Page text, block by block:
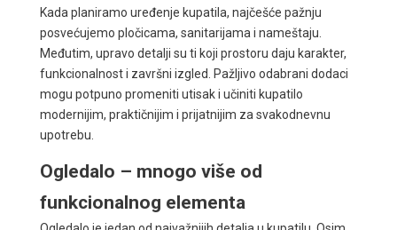
Kada planiramo uređenje kupatila, najčešće pažnju
posvećujemo pločicama, sanitarijama i nameštaju.
Međutim, upravo detalji su ti koji prostoru daju karakter,
funkcionalnost i završni izgled. Pažljivo odabrani dodaci
mogu potpuno promeniti utisak i učiniti kupatilo
modernijim, praktičnijim i prijatnijim za svakodnevnu
upotrebu.
Ogledalo – mnogo više od
funkcionalnog elementa